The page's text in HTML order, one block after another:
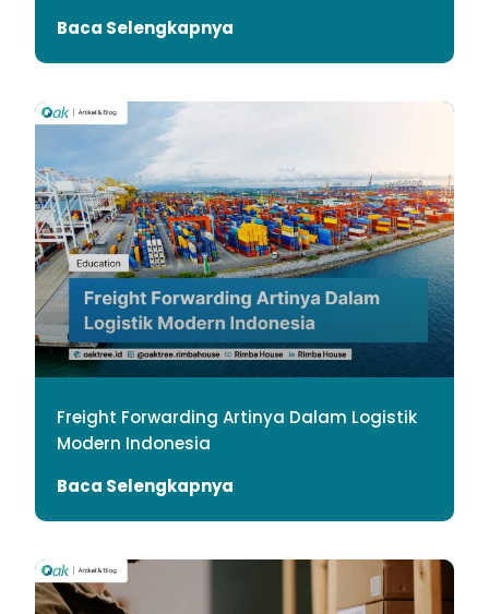
Baca Selengkapnya
Freight Forwarding Artinya Dalam Logistik
Modern Indonesia
Baca Selengkapnya